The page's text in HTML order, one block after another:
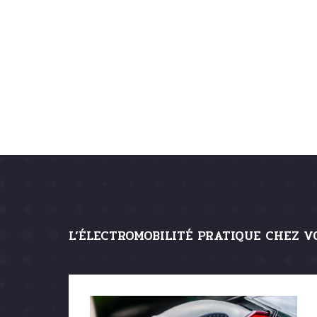
L’ÉLECTROMOBILITÉ PRATIQUE CHEZ